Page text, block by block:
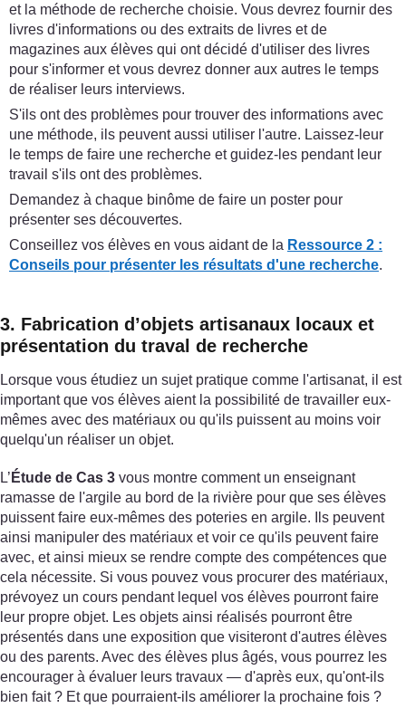
et la méthode de recherche choisie. Vous devrez fournir des
livres d'informations ou des extraits de livres et de
magazines aux élèves qui ont décidé d'utiliser des livres
pour s'informer et vous devrez donner aux autres le temps
de réaliser leurs interviews.
S'ils ont des problèmes pour trouver des informations avec
une méthode, ils peuvent aussi utiliser l'autre. Laissez-leur
le temps de faire une recherche et guidez-les pendant leur
travail s'ils ont des problèmes.
Demandez à chaque binôme de faire un poster pour
présenter ses découvertes.
Conseillez vos élèves en vous aidant de la Ressource 2 :
Conseils pour présenter les résultats d'une recherche.
3. Fabrication d’objets artisanaux locaux et
présentation du traval de recherche
Lorsque vous étudiez un sujet pratique comme l'artisanat, il est
important que vos élèves aient la possibilité de travailler eux-
mêmes avec des matériaux ou qu'ils puissent au moins voir
quelqu'un réaliser un objet.
L’ Étude de Cas 3 vous montre comment un enseignant
ramasse de l'argile au bord de la rivière pour que ses élèves
puissent faire eux-mêmes des poteries en argile. Ils peuvent
ainsi manipuler des matériaux et voir ce qu'ils peuvent faire
avec, et ainsi mieux se rendre compte des compétences que
cela nécessite. Si vous pouvez vous procurer des matériaux,
prévoyez un cours pendant lequel vos élèves pourront faire
leur propre objet. Les objets ainsi réalisés pourront être
présentés dans une exposition que visiteront d'autres élèves
ou des parents. Avec des élèves plus âgés, vous pourrez les
encourager à évaluer leurs travaux — d'après eux, qu'ont-ils
bien fait ? Et que pourraient-ils améliorer la prochaine fois ?